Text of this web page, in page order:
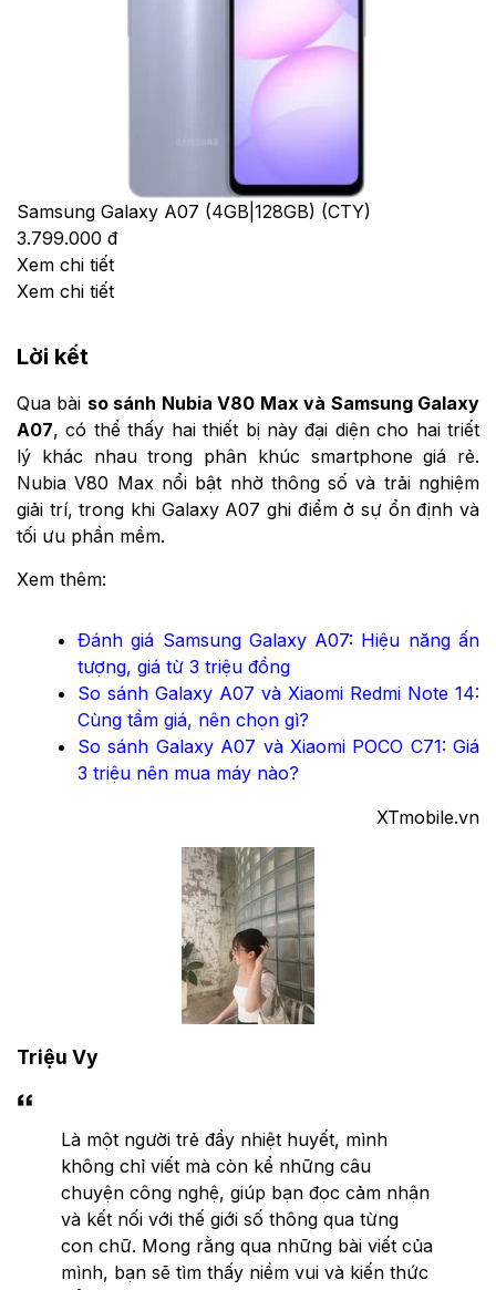
Samsung Galaxy A07 (4GB|128GB) (CTY)
3.799.000 đ
Xem chi tiết
Xem chi tiết
Lời kết
Qua bài so sánh Nubia V80 Max và Samsung Galaxy
A07, có thể thấy hai thiết bị này đại diện cho hai triết
lý khác nhau trong phân khúc smartphone giá rẻ.
Nubia V80 Max nổi bật nhờ thông số và trải nghiệm
giải trí, trong khi Galaxy A07 ghi điểm ở sự ổn định và
tối ưu phần mềm.
Xem thêm:
Đánh giá Samsung Galaxy A07: Hiệu năng ấn
tượng, giá từ 3 triệu đồng
So sánh Galaxy A07 và Xiaomi Redmi Note 14:
Cùng tầm giá, nên chọn gì?
So sánh Galaxy A07 và Xiaomi POCO C71: Giá
3 triệu nên mua máy nào?
XTmobile.vn
Triệu Vy
Là một người trẻ đầy nhiệt huyết, mình
không chỉ viết mà còn kể những câu
chuyện công nghệ, giúp bạn đọc cảm nhận
và kết nối với thế giới số thông qua từng
con chữ. Mong rằng qua những bài viết của
mình, bạn sẽ tìm thấy niềm vui và kiến thức